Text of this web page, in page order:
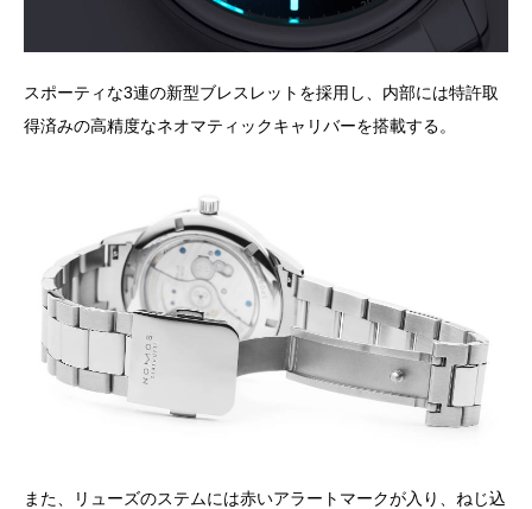
スポーティな3連の新型ブレスレットを採用し、内部には特許取
得済みの高精度なネオマティックキャリバーを搭載する。
また、リューズのステムには赤いアラートマークが入り、ねじ込